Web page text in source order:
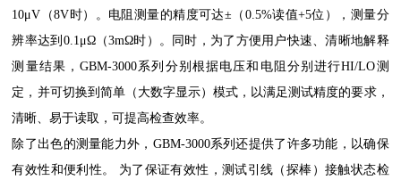
10μV（8V时）。电阻测量的精度可达±（0.5%读值+5位），测量分
辨率达到0.1μΩ（3mΩ时）。同时，为了方便用户快速、清晰地解释
测量结果，GBM-3000系列分别根据电压和电阻分别进行HI/LO测
定，并可切换到简单（大数字显示）模式，以满足测试精度的要求，
清晰、易于读取，可提高检查效率。
除了出色的测量能力外，GBM-3000系列还提供了许多功能，以确保
有效性和便利性。 为了保证有效性，测试引线（探棒）接触状态检